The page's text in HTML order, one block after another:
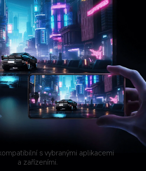
s vybranými aplikacemi
a zařízeními.